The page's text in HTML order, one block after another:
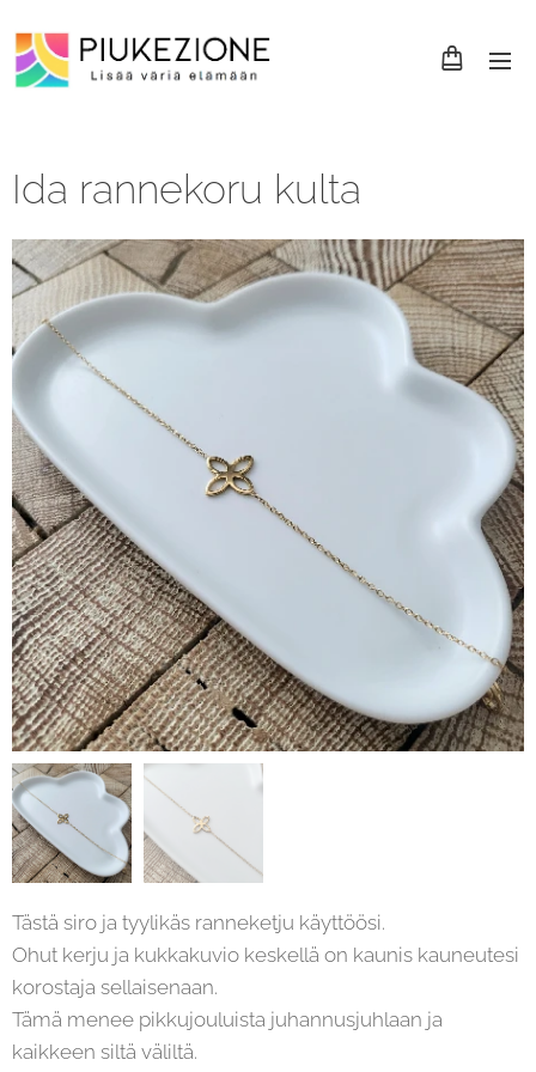
Ida rannekoru kulta
Tästä siro ja tyylikäs ranneketju käyttöösi.
Ohut kerju ja kukkakuvio keskellä on kaunis kauneutesi
korostaja sellaisenaan.
Tämä menee pikkujouluista juhannusjuhlaan ja
kaikkeen siltä väliltä.